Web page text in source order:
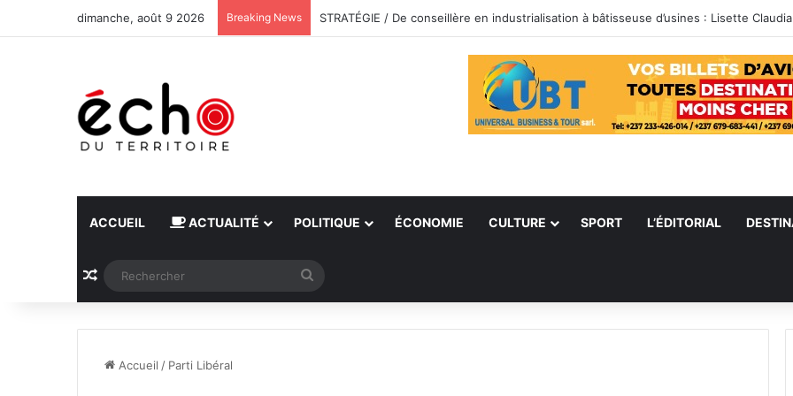
dimanche, août 9 2026 Breaking News
ACCUEIL ACTUALITÉ POLITIQUE ÉCONOMIE CULTURE SPORT L’ÉDITORIAL
Article Aléatoire
Accueil / Parti Libéral